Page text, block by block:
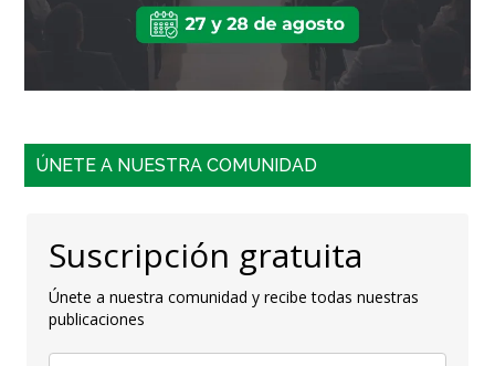
ÚNETE A NUESTRA COMUNIDAD
Suscripción gratuita
Únete a nuestra comunidad y recibe todas nuestras
publicaciones